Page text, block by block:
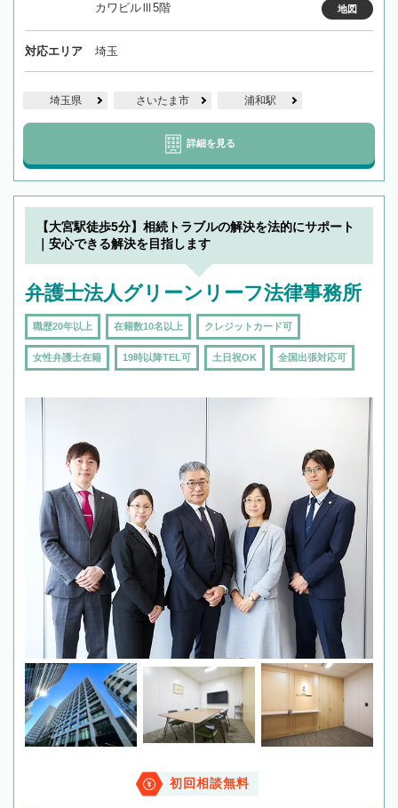
カワビルⅢ5階
地図
対応エリア 埼玉
埼玉県 さいたま市 浦和駅
詳細を見る
【大宮駅徒歩5分】相続トラブルの解決を法的にサポート
｜安心できる解決を目指します
弁護士法人グリーンリーフ法律事務所
職歴20年以上 在籍数10名以上 クレジットカード可
女性弁護士在籍 19時以降TEL可 土日祝OK 全国出張対応可
初回相談無料